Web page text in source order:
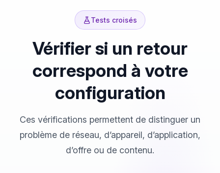
Tests croisés
Vérifier si un retour
correspond à votre
configuration
Ces vérifications permettent de distinguer un
problème de réseau, d’appareil, d’application,
d’offre ou de contenu.